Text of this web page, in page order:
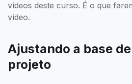
vídeos deste curso. É o que
vídeo.
Ajustando a base
projeto